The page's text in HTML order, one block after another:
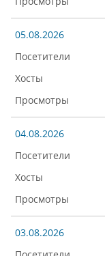
05.08.2026
04.08.2026
03.08.2026